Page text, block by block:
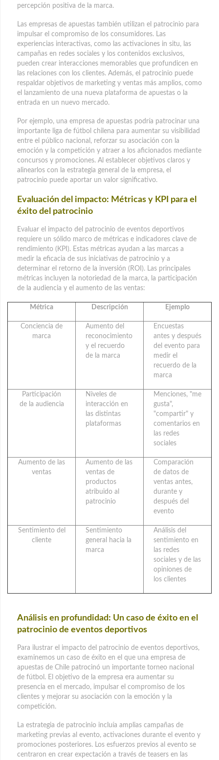
percepción positiva de la marca.
Las empresas de apuestas también utilizan el patrocinio para
impulsar el compromiso de los consumidores. Las
experiencias interactivas, como las activaciones in situ, las
campañas en redes sociales y los contenidos exclusivos,
pueden crear interacciones memorables que profundicen en
las relaciones con los clientes. Además, el patrocinio puede
respaldar objetivos de marketing y ventas más amplios, como
el lanzamiento de una nueva plataforma de apuestas o la
entrada en un nuevo mercado.
Por ejemplo, una empresa de apuestas podría patrocinar una
importante liga de fútbol chilena para aumentar su visibilidad
entre el público nacional, reforzar su asociación con la
emoción y la competición y atraer a los aficionados mediante
concursos y promociones. Al establecer objetivos claros y
alinearlos con la estrategia general de la empresa, el
patrocinio puede aportar un valor significativo.
Evaluación del impacto: Métricas y KPI para el
éxito del patrocinio
Evaluar el impacto del patrocinio de eventos deportivos
requiere un sólido marco de métricas e indicadores clave de
rendimiento (KPI). Estas métricas ayudan a las marcas a
medir la eficacia de sus iniciativas de patrocinio y a
determinar el retorno de la inversión (ROI). Las principales
métricas incluyen la notoriedad de la marca, la participación
de la audiencia y el aumento de las ventas:
Métrica Descripción Ejemplo
Conciencia de
marca
Aumento del
reconocimiento
y el recuerdo
de la marca
Encuestas
antes y después
del evento para
medir el
recuerdo de la
marca
Participación
de la audiencia
Niveles de
interacción en
las distintas
plataformas
Menciones, "me
gusta",
"compartir" y
comentarios en
las redes
sociales
Aumento de las
ventas
Aumento de las
ventas de
productos
atribuido al
patrocinio
Comparación
de datos de
ventas antes,
durante y
después del
evento
Sentimiento del
cliente
Sentimiento
general hacia la
marca
Análisis del
sentimiento en
las redes
sociales y de las
opiniones de
los clientes
Análisis en profundidad: Un caso de éxito en el
patrocinio de eventos deportivos
Para ilustrar el impacto del patrocinio de eventos deportivos,
examinemos un caso de éxito en el que una empresa de
apuestas de Chile patrocinó un importante torneo nacional
de fútbol. El objetivo de la empresa era aumentar su
presencia en el mercado, impulsar el compromiso de los
clientes y mejorar su asociación con la emoción y la
competición.
La estrategia de patrocinio incluía amplias campañas de
marketing previas al evento, activaciones durante el evento y
promociones posteriores. Los esfuerzos previos al evento se
centraron en crear expectación a través de teasers en las